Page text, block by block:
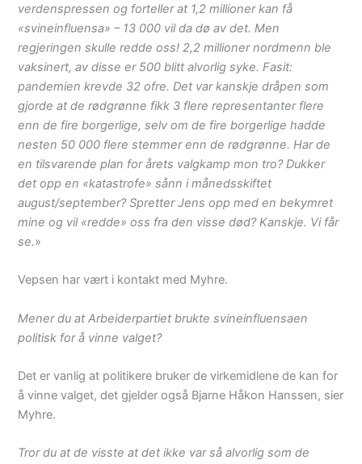
verdenspressen og forteller at 1,2 millioner kan få
«svineinfluensa» – 13 000 vil da dø av det. Men
regjeringen skulle redde oss! 2,2 millioner nordmenn ble
vaksinert, av disse er 500 blitt alvorlig syke. Fasit:
pandemien krevde 32 ofre. Det var kanskje dråpen som
gjorde at de rødgrønne fikk 3 flere representanter flere
enn de fire borgerlige, selv om de fire borgerlige hadde
nesten 50 000 flere stemmer enn de rødgrønne. Har de
en tilsvarende plan for årets valgkamp mon tro? Dukker
det opp en «katastrofe» sånn i månedsskiftet
august/september? Spretter Jens opp med en bekymret
mine og vil «redde» oss fra den visse død? Kanskje. Vi får
se.»
Vepsen har vært i kontakt med Myhre.
Mener du at Arbeiderpartiet brukte svineinfluensaen
politisk for å vinne valget?
Det er vanlig at politikere bruker de virkemidlene de kan for
å vinne valget, det gjelder også Bjarne Håkon Hanssen, sier
Myhre.
Tror du at de visste at det ikke var så alvorlig som de